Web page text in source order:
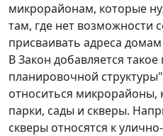
микрорайонам, которые
там, где нет возможности
присваивать адреса
В Закон добавляется
планировочной
относиться микрорайоны,
парки, сады и скверы.
скверы относятся к